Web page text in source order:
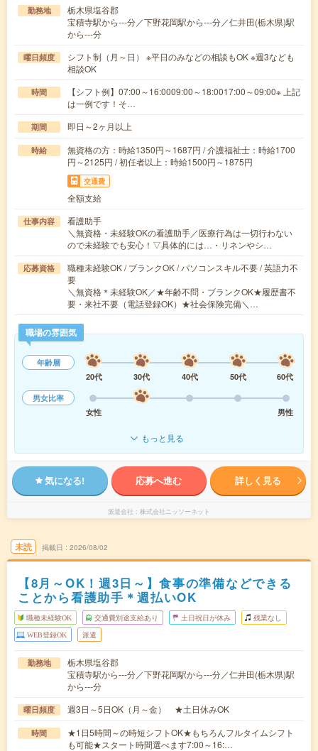
勤務地
栃木県塩谷郡
宝積寺駅から---分／下野花岡駅から---分／仁井田(栃木県)駅
から---分
曜日頻度
シフト制（月～日） ※平日のみなどの相談もOK ※週3なども
相談OK
時間
【シフト例】07:00～16:0009:00～18:0017:00～09:00※ 上記
は一例です！そ…
期間 即日～2ヶ月以上
時給
無資格の方：時給1350円～1687円 / 介護福祉士：時給1700
円～2125円 / 初任者以上：時給1500円～1875円
交通費
全額支給
仕事内容
看護助手
＼無資格・未経験OKの看護助手／医療行為は一切行わない
ので未経験でも安心！▽具体的には…・リネンやシ…
応募資格
職種未経験OK / ブランクOK / パソコンスキル不要 / 英語力不
要
＼無資格＊未経験OK／★年齢不問・ブランクOK★履歴書不
要・来社不要（電話登録OK）★社会保険完備＼…
職場の雰囲気
年齢層
20代
30代 40代 50代
60代
男女比率
女性
男性
もっと見る
気になる! 応募へ進む 詳しく見る
派遣会社 株式会社ニッソーネット
未読 掲載日 2026/08/02
【8月～OK！週3日～】食事の準備などできる
ことから看護助手＊週払いOK
職種未経験OK 交通費別途支給あり 土日祝日が休み 残業なし
WEB登録OK 派遣
勤務地
栃木県塩谷郡
宝積寺駅から---分／下野花岡駅から---分／仁井田(栃木県)駅
から---分
曜日頻度 週3日～5日OK（月～金） ★土日休みOK
時間
★1日5時間～の時短シフトOK★もちろんフルタイムシフト
も可能★スタート時間選べます7:00～16:…